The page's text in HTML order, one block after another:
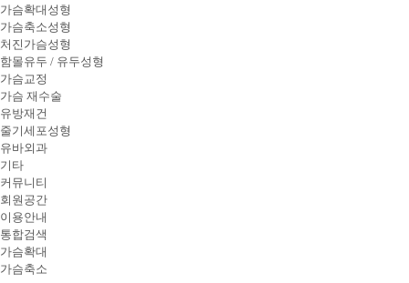
가슴확대성형
가슴축소성형
처진가슴성형
함몰유두 / 유두성형
가슴교정
가슴 재수술
유방재건
줄기세포성형
유바외과
기타
커뮤니티
회원공간
이용안내
통합검색
가슴확대
가슴축소